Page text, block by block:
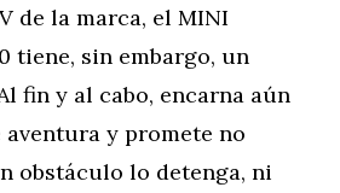
de la marca, el MINI
tiene, sin embargo, un
fin y al cabo, encarna aún
aventura y promete no
obstáculo lo detenga, ni